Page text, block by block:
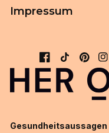
Impressum